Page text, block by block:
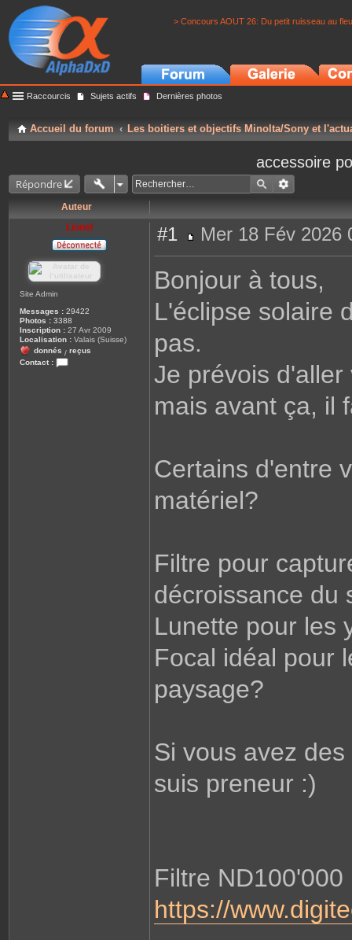
> Concours AOUT 26: Du petit ruisseau au
Raccourcis Sujets actifs Dernières photos
Accueil du forum Les boitiers et objectifs Minolta/Sony et
accessoire
Répondre
Auteur
Lionel
Site Admin
Messages : 29422
Photos : 3388
Inscription : 27 Avr 2009
Localisation : Valais (Suisse)
donnés / reçus
Contact :
#1
e
g
Mer 18 Fév 2026
Bonjour à tous,
L'éclipse solaire
pas.
Je prévois
mais avant ça, il
Certains d'entre
matériel?
Filtre pour
décroissance du
Lunette pour les
Focal idéal pour
paysage?
Si vous avez
suis preneur :)
Filtre
https://